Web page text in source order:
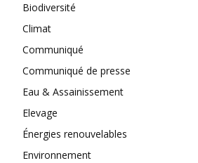
Biodiversité
Climat
Communiqué
Communiqué de presse
Eau & Assainissement
Elevage
Énergies renouvelables
Environnement